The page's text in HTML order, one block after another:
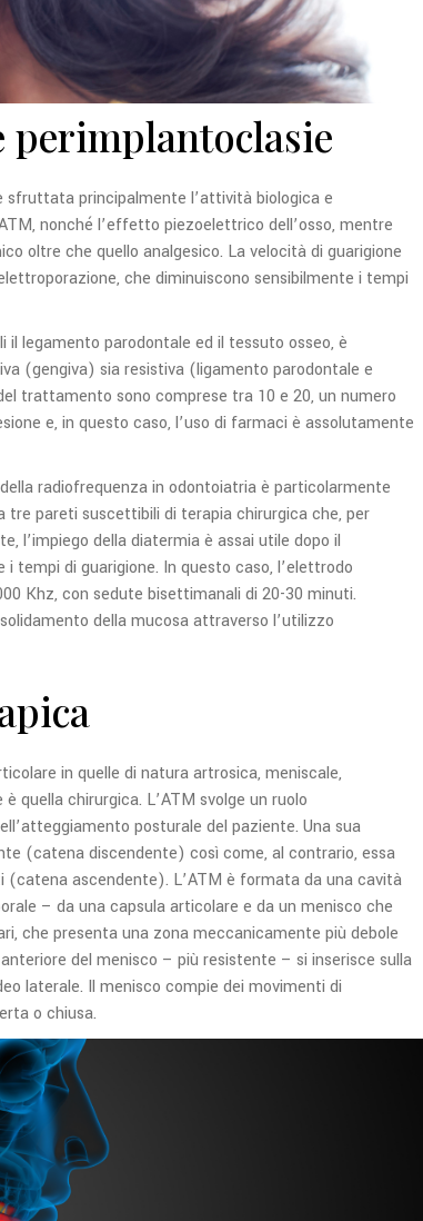
perimplantoclasie
sfruttata principalmente l’attività biologica e
nonché l’effetto piezoelettrico dell’osso, mentre
oltre che quello analgesico. La velocità di guarigione
che diminuiscono sensibilmente i tempi
il legamento parodontale ed il tessuto osseo, è
(gengiva) sia resistiva (ligamento parodontale e
trattamento sono comprese tra 10 e 20, un numero
e, in questo caso, l’uso di farmaci è assolutamente
radiofrequenza in odontoiatria è particolarmente
tre pareti suscettibili di terapia chirurgica che, per
l’impiego della diatermia è assai utile dopo il
tempi di guarigione. In questo caso, l’elettrodo
Khz, con sedute bisettimanali di 20-30 minuti.
della mucosa attraverso l’utilizzo
in quelle di natura artrosica, meniscale,
quella chirurgica. L’ATM svolge un ruolo
posturale del paziente. Una sua
(catena discendente) così come, al contrario, essa
(catena ascendente). L’ATM è formata da una cavità
– da una capsula articolare e da un menisco che
che presenta una zona meccanicamente più debole
del menisco – più resistente – si inserisce sulla
laterale. Il menisco compie dei movimenti di
o chiusa.